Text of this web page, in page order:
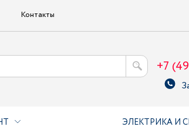
Контакты
+7
ЭЛЕКТРИКА И